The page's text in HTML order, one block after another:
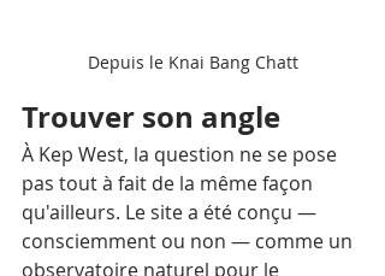
Depuis le Knai Bang Chatt
Trouver son angle
À Kep West, la question ne se pose
pas tout à fait de la même façon
qu'ailleurs. Le site a été conçu —
consciemment ou non — comme un
observatoire naturel pour le